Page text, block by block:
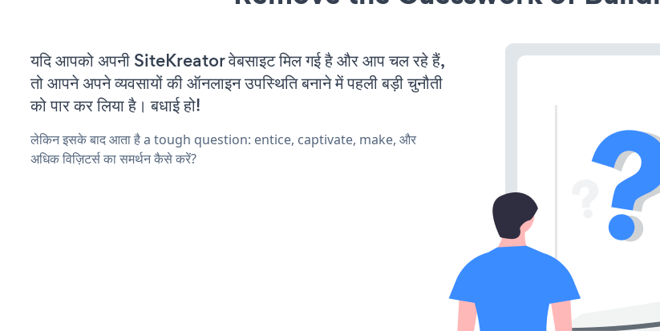
यदि आपको अपनी SiteKreator वेबसाइट मिल गई है और आप चल रहे हैं,
तो आपने अपने व्यवसायों की ऑनलाइन उपस्थिति बनाने में पहली बड़ी चुनौती
को पार कर लिया है। बधाई हो!
लेकिन इसके बाद आता है a tough question: entice, captivate, make, और
अधिक विज़िटर्स का समर्थन कैसे करें?